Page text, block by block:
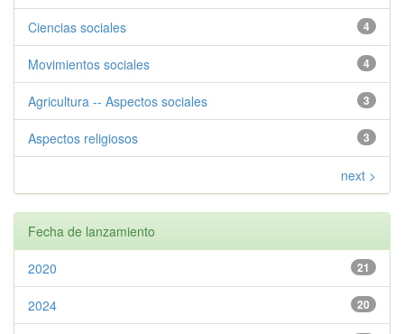
4
Ciencias sociales
4
Movimientos sociales
3
Agricultura -- Aspectos sociales
3
Aspectos religiosos
next >
Fecha de lanzamiento
21
2020
20
2024